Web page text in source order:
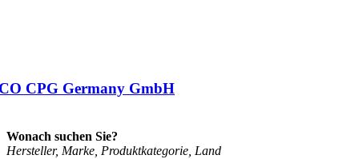
CPG Germany GmbH
Wonach suchen Sie?
Her­stel­ler, Mar­ke, Pro­dukt­ka­te­go­rie, Land